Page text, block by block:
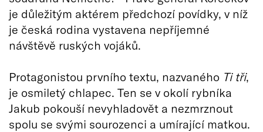
je důležitým aktérem předchozí povídky, v níž
je česká rodina vystavena nepříjemné
návštěvě ruských vojáků.
Protagonistou prvního textu, nazvaného Ti tři,
je osmiletý chlapec. Ten se v okolí rybníka
Jakub pokouší nevyhladovět a nezmrznout
spolu se svými sourozenci a umírající matkou.